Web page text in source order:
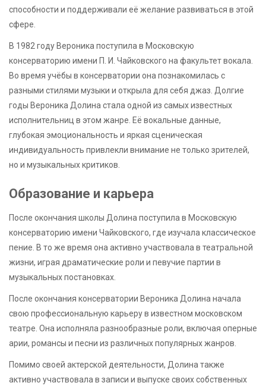
способности и поддерживали её желание развиваться в этой
сфере.
В 1982 году Вероника поступила в Московскую
консерваторию имени П. И. Чайковского на факультет вокала.
Во время учёбы в консерватории она познакомилась с
разными стилями музыки и открыла для себя джаз. Долгие
годы Вероника Долина стала одной из самых известных
исполнительниц в этом жанре. Её вокальные данные,
глубокая эмоциональность и яркая сценическая
индивидуальность привлекли внимание не только зрителей,
но и музыкальных критиков.
Образование и карьера
После окончания школы Долина поступила в Московскую
консерваторию имени Чайковского, где изучала классическое
пение. В то же время она активно участвовала в театральной
жизни, играя драматические роли и певучие партии в
музыкальных постановках.
После окончания консерватории Вероника Долина начала
свою профессиональную карьеру в известном московском
театре. Она исполняла разнообразные роли, включая оперные
арии, романсы и песни из различных популярных жанров.
Помимо своей актерской деятельности, Долина также
активно участвовала в записи и выпуске своих собственных